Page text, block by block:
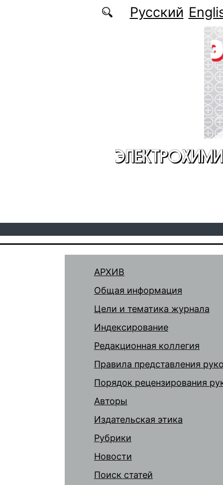
Перейти к основному содержаниюРусский
АРХИВ
Общая информация
Цели и тематика журнала
Индексирование
Редакционная коллегия
Правила представления
Порядок рецензирования
Авторы
Издательская этика
Рубрики
Новости
Поиск статей